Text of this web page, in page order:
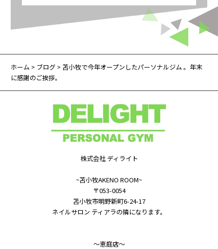
ホーム > ブログ > 苫小牧で今年オープンしたパーソナルジム 。年末
に感謝のご挨拶。
株式会社 ディライト
~苫小牧AKENO ROOM~
〒053-0054
苫小牧市明野新町6-24-17
ネイルサロン ティアラの隣になります。
～恵庭店～